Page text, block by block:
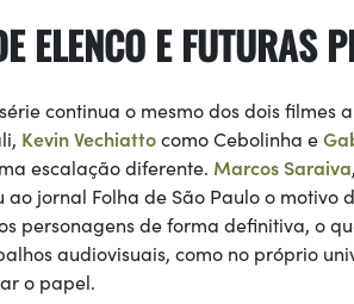
ELENCO E FUTURAS
continua o mesmo dos dois filmes
Kevin Vechiattocomo Cebolinha e
escalação diferente. Marcos Saraiva
ao jornal Folha de São Paulo o
personagens de forma definitiva, o
audiovisuais, como no próprio
o papel.